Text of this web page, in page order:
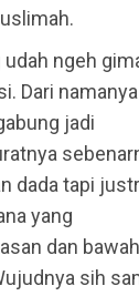
ngeh
Dari namanya
jadi
dada tapi
yang
dan
sih